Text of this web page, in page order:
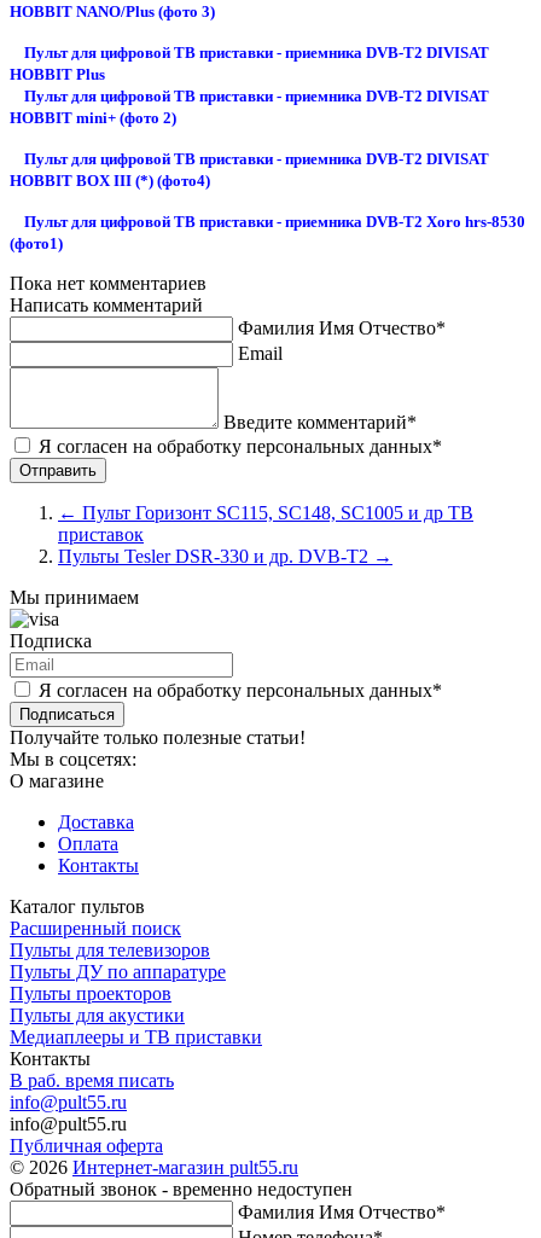
HOBBIT NANO/Plus (фото 3)
Пульт для цифровой ТВ приставки - приемника DVB-T2 DIVISAT
HOBBIT Plus
Пульт для цифровой ТВ приставки - приемника DVB-T2 DIVISAT
HOBBIT mini+ (фото 2)
Пульт для цифровой ТВ приставки - приемника DVB-T2 DIVISAT
HOBBIT BOX III (*) (фото4)
Пульт для цифровой ТВ приставки - приемника DVB-T2 Xoro hrs-8530
(фото1)
Пока нет комментариев
Написать комментарий
Фамилия Имя Отчество*
Email
Введите комментарий*
Я согласен на обработку персональных данных*
← Пульт Горизонт SC115, SC148, SC1005 и др ТВ
приставок
Пульты Tesler DSR-330 и др. DVB-T2 →
Мы принимаем
Подписка
Я согласен на обработку персональных данных*
Подписаться
Получайте только полезные статьи!
Мы в соцсетях:
О магазине
Доставка
Оплата
Контакты
Каталог пультов
Расширенный поиск
Пульты для телевизоров
Пульты ДУ по аппаратуре
Пульты проекторов
Пульты для акустики
Медиаплееры и ТВ приставки
Контакты
В раб. время писать
info@pult55.ru
info@pult55.ru
Публичная оферта
© 2026 Интернет-магазин pult55.ru
Обратный звонок - временно недоступен
Фамилия Имя Отчество*